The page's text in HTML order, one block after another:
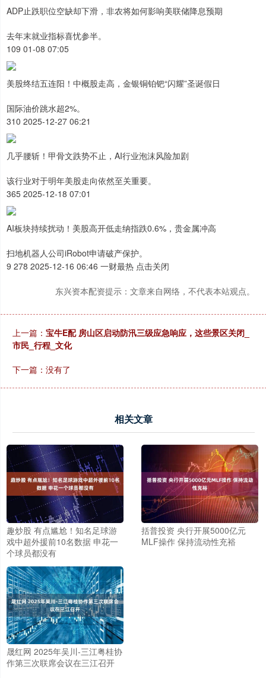
ADP止跌职位空缺却下滑，非农将如何影响美联储降息预期
去年末就业指标喜忧参半。
109 01-08 07:05
美股终结五连阳！中概股走高，金银铜铂钯“闪耀”圣诞假日
国际油价跳水超2%。
310 2025-12-27 06:21
几乎腰斩！甲骨文跌势不止，AI行业泡沫风险加剧
该行业对于明年美股走向依然至关重要。
365 2025-12-18 07:01
AI板块持续扰动！美股高开低走纳指跌0.6%，贵金属冲高
扫地机器人公司iRobot申请破产保护。
9 278 2025-12-16 06:46 一财最热 点击关闭
东兴资本配资提示：文章来自网络，不代表本站观点。
上一篇： 宝牛E配 房山区启动防汛三级应急响应，这些景区关闭_
市民_行程_文化
下一篇：没有了
相关文章
趣炒股 有点尴尬！知名足球游
戏中超外援前10名数据 申花一
个球员都没有
括普投资 央行开展5000亿元
MLF操作 保持流动性充裕
晟红网 2025年吴川-三江粤桂协
作第三次联席会议在三江召开